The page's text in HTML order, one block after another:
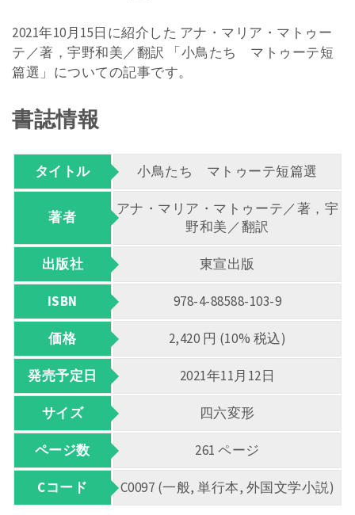
2021年10月15日に紹介した アナ・マリア・マトゥー
テ／著，宇野和美／翻訳 「小鳥たち マトゥーテ短
篇選」についての記事です。
書誌情報
タイトル 小鳥たち マトゥーテ短篇選
著者
アナ・マリア・マトゥーテ／著，宇
野和美／翻訳
出版社 東宣出版
ISBN 978-4-88588-103-9
価格 2,420 円 (10% 税込)
発売予定日 2021年11月12日
サイズ 四六変形
ページ数 261 ページ
Cコード C0097 (一般, 単行本, 外国文学小説)